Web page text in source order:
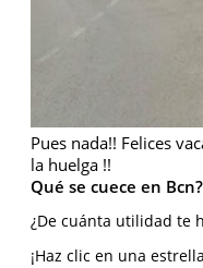
Pues nada!! Felices
la huelga !!
Qué se cuece en Bcn?
¿De cuánta utilidad te
¡Haz clic en una